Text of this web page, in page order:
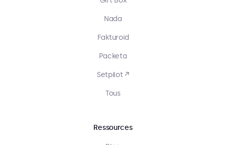
Nada
Fakturoid
Packeta
Setpilot ↗
Tous
Ressources